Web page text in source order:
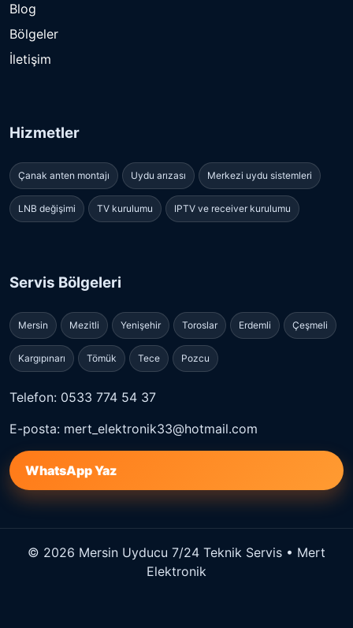
Blog
Bölgeler
İletişim
Hizmetler
Çanak anten montajı Uydu arızası Merkezi uydu sistemleri
LNB değişimi TV kurulumu IPTV ve receiver kurulumu
Servis Bölgeleri
Mersin Mezitli Yenişehir Toroslar Erdemli Çeşmeli
Kargıpınarı Tömük Tece Pozcu
Telefon: 0533 774 54 37
E-posta: mert_elektronik33@hotmail.com
WhatsApp Yaz
© 2026 Mersin Uyducu 7/24 Teknik Servis • Mert
Elektronik